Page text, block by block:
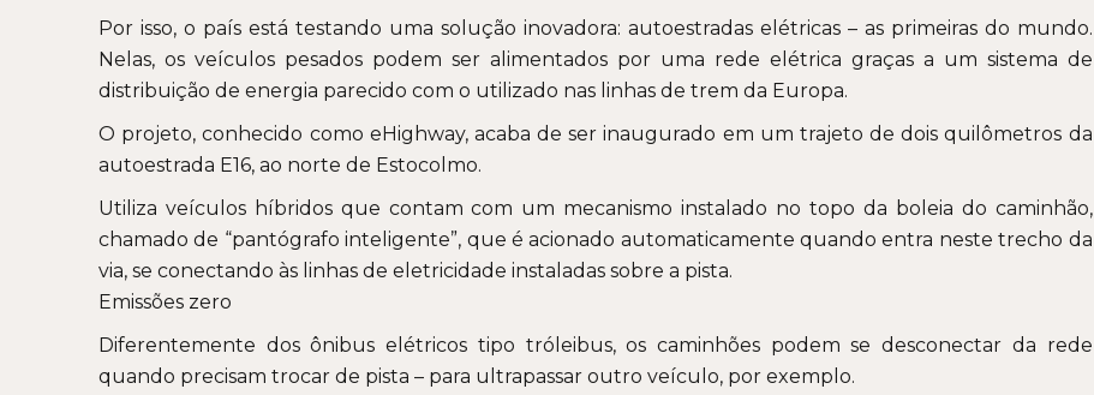
Por isso, o país está testando uma solução inovadora: autoestradas elétricas – as primeiras do mundo.
Nelas, os veículos pesados podem ser alimentados por uma rede elétrica graças a um sistema de
distribuição de energia parecido com o utilizado nas linhas de trem da Europa.
O projeto, conhecido como eHighway, acaba de ser inaugurado em um trajeto de dois quilômetros da
autoestrada E16, ao norte de Estocolmo.
Utiliza veículos híbridos que contam com um mecanismo instalado no topo da boleia do caminhão,
chamado de “pantógrafo inteligente”, que é acionado automaticamente quando entra neste trecho da
via, se conectando às linhas de eletricidade instaladas sobre a pista.
Emissões zero
Diferentemente dos ônibus elétricos tipo tróleibus, os caminhões podem se desconectar da rede
quando precisam trocar de pista – para ultrapassar outro veículo, por exemplo.